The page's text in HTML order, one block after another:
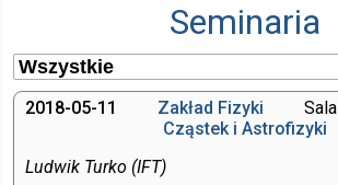
Seminaria
2018-05-11 Sala
Zakład Fizyki
Cząstek i Astrofizyki
Ludwik Turko (IFT)